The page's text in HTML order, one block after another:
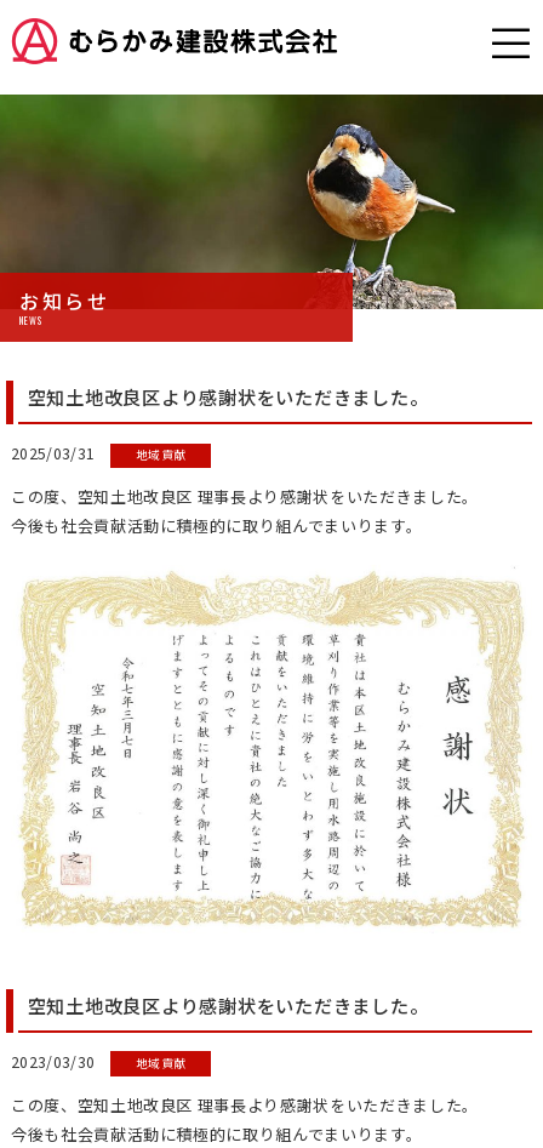
お知らせ
NEWS
空知土地改良区より感謝状をいただきました。
2025/03/31 地域貢献
この度、空知土地改良区 理事長より感謝状をいただきました。
今後も社会貢献活動に積極的に取り組んでまいります。
空知土地改良区より感謝状をいただきました。
2023/03/30 地域貢献
この度、空知土地改良区 理事長より感謝状をいただきました。
今後も社会貢献活動に積極的に取り組んでまいります。